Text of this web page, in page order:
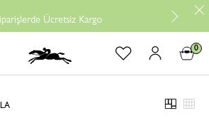
Ücretsiz Kargo
0
KILIFLARI
TELEFON KILIFLARI